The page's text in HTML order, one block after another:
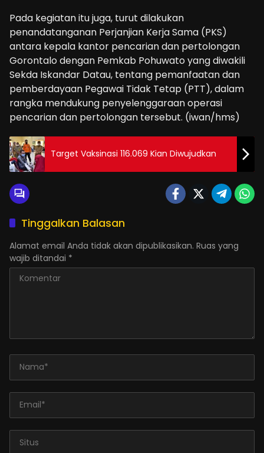
Pada kegiatan itu juga, turut dilakukan
penandatanganan Perjanjian Kerja Sama (PKS)
antara kepala kantor pencarian dan pertolongan
Gorontalo dengan Pemkab Pohuwato yang diwakili
Sekda Iskandar Datau, tentang pemanfaatan dan
pemberdayaan Pegawai Tidak Tetap (PTT), dalam
rangka mendukung penyelenggaraan operasi
pencarian dan pertolongan tersebut. (iwan/hms)
Target Vaksinasi 116.069 Kian Diwujudkan
Tinggalkan Balasan
Alamat email Anda tidak akan dipublikasikan. Ruas yang
wajib ditandai *